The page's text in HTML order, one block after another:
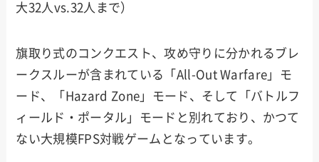
大32人vs.32人まで）
旗取り式のコンクエスト、攻め守りに分かれるブレ
ークスルーが含まれている「All-Out Warfare」モ
ード、「Hazard Zone」モード、そして「バトルフ
ィールド・ポータル」モードと別れており、かつて
ない大規模FPS対戦ゲームとなっています。